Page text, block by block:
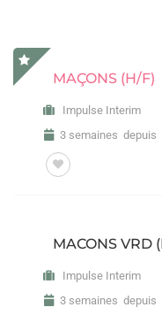
MAÇONS (H/F)
Impulse Interim
3 semaines depuis
MACONS VRD
Impulse Interim
3 semaines depuis